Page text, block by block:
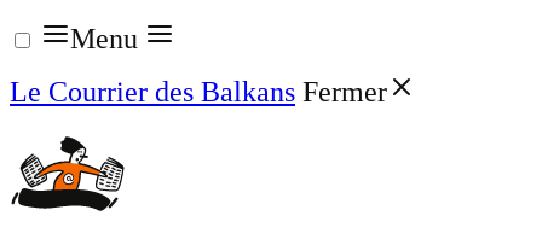
Aller
au
contenu
Menu
Le Courrier des Balkans Fermer